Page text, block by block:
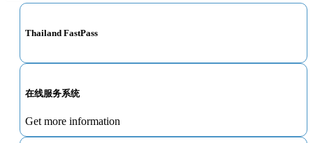
Thailand FastPass
在线服务系统
Get more information